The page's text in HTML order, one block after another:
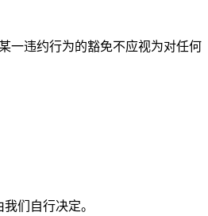
一违约行为的豁免不应视为对任何
们自行决定。